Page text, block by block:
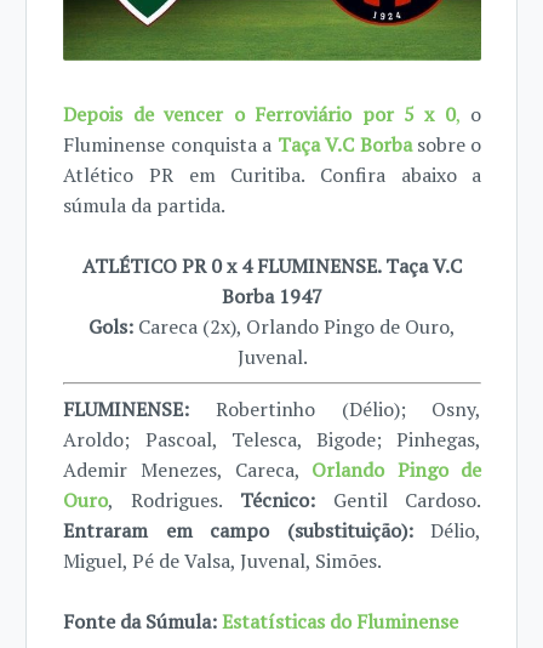
Depois de vencer o Ferroviário por 5 x 0, o
Fluminense conquista a Taça V.C Borbasobre o
Atlético PR em Curitiba. Confira abaixo a
súmula da partida.
ATLÉTICO PR 0 x 4 FLUMINENSE. Taça V.C
Borba 1947
Gols: Careca (2x), Orlando Pingo de Ouro,
Juvenal.
FLUMINENSE: Robertinho (Délio); Osny,
Aroldo; Pascoal, Telesca, Bigode; Pinhegas,
Ademir Menezes, Careca, Orlando Pingo de
Ouro, Rodrigues. Técnico:Gentil Cardoso.
Entraram em campo (substituição):Délio,
Miguel, Pé de Valsa, Juvenal, Simões.
Fonte da Súmula:Estatísticas do Fluminense